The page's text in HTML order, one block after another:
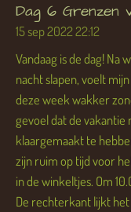
Dag 6 Grenzen
15 sep 202222:12
Vandaag is de dag! Na
nacht slapen, voelt
deze week wakker
gevoel dat de vakantie
klaargemaakt te
zijn ruim op tijd voor
in de winkeltjes. Om
De rechterkant lijkt